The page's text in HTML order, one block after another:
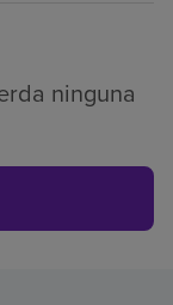
ninguna